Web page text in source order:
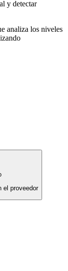
y detectar
analiza los niveles
el proveedor